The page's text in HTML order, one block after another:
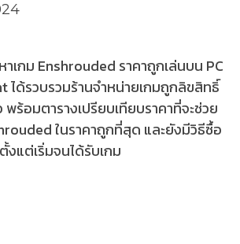
เกม Enshrouded ราคาถูกเล่นบน PC
ได้รวบรวมร้านจำหน่ายเกมถูกลิขสิทธิ์
พร้อมตารางเปรียบเทียบราคาที่จะช่วย
ในราคาถูกที่สุด และยังมีวิธีซื้อ
งแต่เริ่มจนได้รับเกม